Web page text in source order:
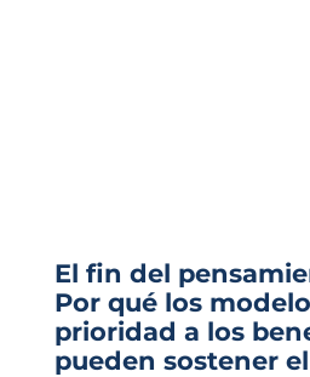
El fin del
Por qué los
prioridad a los
pueden sostener